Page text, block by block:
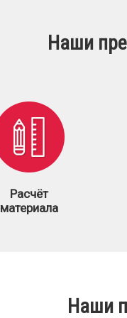
Наши
Расчёт
материала
Наши